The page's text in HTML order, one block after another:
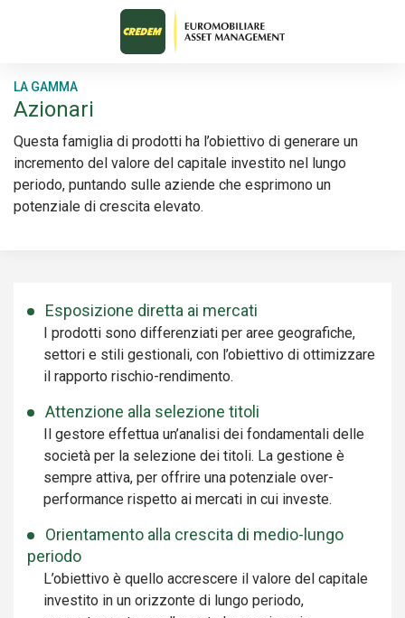
LA GAMMA
Azionari
Questa famiglia di prodotti ha l’obiettivo di generare un
incremento del valore del capitale investito nel lungo
periodo, puntando sulle aziende che esprimono un
potenziale di crescita elevato.
Esposizione diretta ai mercati
I prodotti sono differenziati per aree geografiche,
settori e stili gestionali, con l’obiettivo di ottimizzare
il rapporto rischio-rendimento.
Attenzione alla selezione titoli
Il gestore effettua un’analisi dei fondamentali delle
società per la selezione dei titoli. La gestione è
sempre attiva, per offrire una potenziale over-
performance rispetto ai mercati in cui investe.
Orientamento alla crescita di medio-lungo
periodo
L’obiettivo è quello accrescere il valore del capitale
investito in un orizzonte di lungo periodo,